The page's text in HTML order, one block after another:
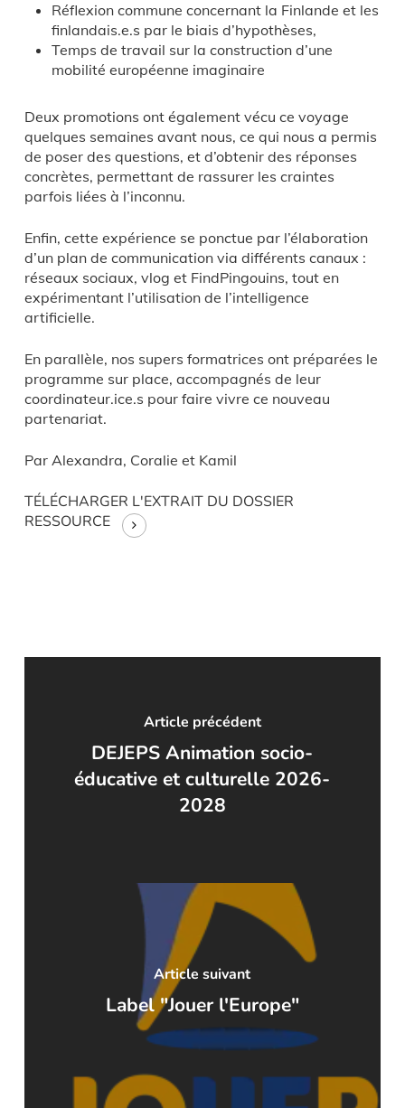
Réflexion commune concernant la Finlande et les
finlandais.e.s par le biais d’hypothèses,
Temps de travail sur la construction d’une
mobilité européenne imaginaire
Deux promotions ont également vécu ce voyage
quelques semaines avant nous, ce qui nous a permis
de poser des questions, et d’obtenir des réponses
concrètes, permettant de rassurer les craintes
parfois liées à l’inconnu.
Enfin, cette expérience se ponctue par l’élaboration
d’un plan de communication via différents canaux :
réseaux sociaux, vlog et FindPingouins, tout en
expérimentant l’utilisation de l’intelligence
artificielle.
En parallèle, nos supers formatrices ont préparées le
programme sur place, accompagnés de leur
coordinateur.ice.s pour faire vivre ce nouveau
partenariat.
Par Alexandra, Coralie et Kamil
TÉLÉCHARGER L'EXTRAIT DU DOSSIER
RESSOURCE
Article précédent
DEJEPS Animation socio-
éducative et culturelle 2026-
2028
Article suivant
Label "Jouer l'Europe"